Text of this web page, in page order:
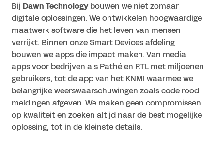
Bij Dawn Technology bouwen we niet zomaar
digitale oplossingen. We ontwikkelen hoogwaardige
maatwerk software die het leven van mensen
verrijkt. Binnen onze Smart Devices afdeling
bouwen we apps die impact maken. Van media
apps voor bedrijven als Pathé en RTL met miljoenen
gebruikers, tot de app van het KNMI waarmee we
belangrijke weerswaarschuwingen zoals code rood
meldingen afgeven. We maken geen compromissen
op kwaliteit en zoeken altijd naar de best mogelijke
oplossing, tot in de kleinste details.